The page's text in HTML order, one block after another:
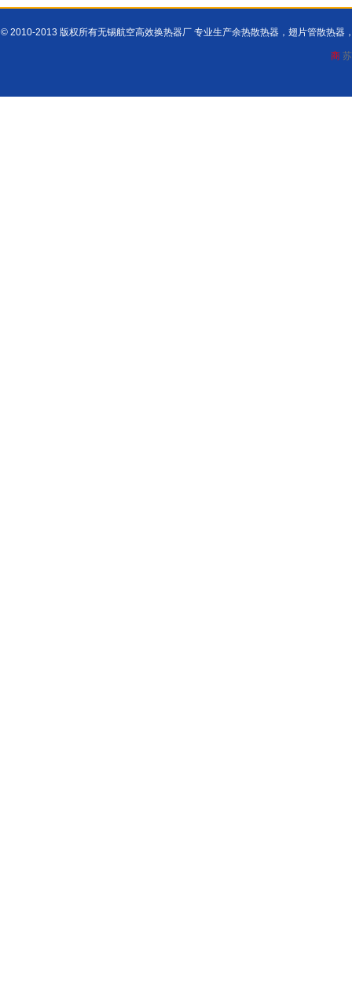
© 2010-2013 版权所有无锡航空高效换热器厂 专业生产余热散热器，翅片管散热器
商